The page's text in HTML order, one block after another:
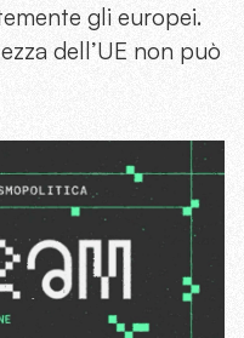
gli europei.
dell’UE non può